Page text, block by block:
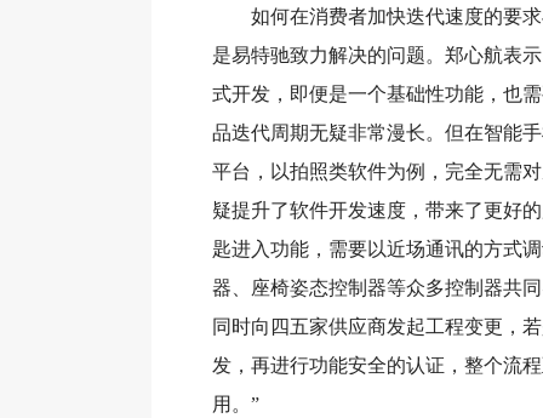
如何在消费者加快迭代速度的要求
是易特驰致力解决的问题。郑心航表
式开发，即便是一个基础性功能，也
品迭代周期无疑非常漫长。但在智能
平台，以拍照类软件为例，完全无需
疑提升了软件开发速度，带来了更好
匙进入功能，需要以近场通讯的方式
器、座椅姿态控制器等众多控制器共
同时向四五家供应商发起工程变更，
发，再进行功能安全的认证，整个流
用。”